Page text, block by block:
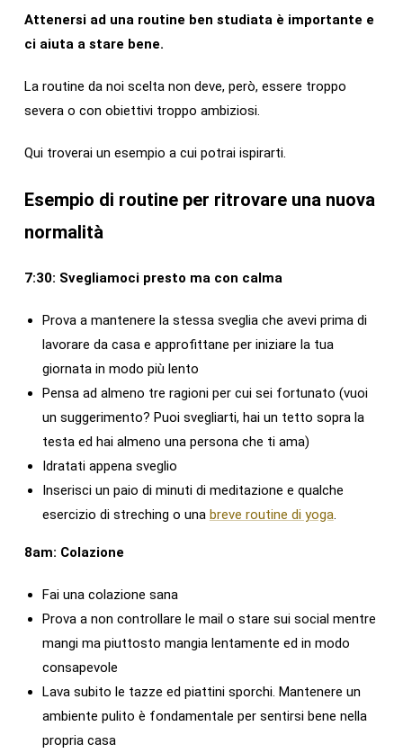
Attenersi ad una routine ben studiata è importante e
ci aiuta a stare bene.
La routine da noi scelta non deve, però, essere troppo
severa o con obiettivi troppo ambiziosi.
Qui troverai un esempio a cui potrai ispirarti.
Esempio di routine per ritrovare una nuova
normalità
7:30: Svegliamoci presto ma con calma
Prova a mantenere la stessa sveglia che avevi prima di
lavorare da casa e approfittane per iniziare la tua
giornata in modo più lento
Pensa ad almeno tre ragioni per cui sei fortunato (vuoi
un suggerimento? Puoi svegliarti, hai un tetto sopra la
testa ed hai almeno una persona che ti ama)
Idratati appena sveglio
Inserisci un paio di minuti di meditazione e qualche
esercizio di streching o una breve routine di yoga.
8am: Colazione
Fai una colazione sana
Prova a non controllare le mail o stare sui social mentre
mangi ma piuttosto mangia lentamente ed in modo
consapevole
Lava subito le tazze ed piattini sporchi. Mantenere un
ambiente pulito è fondamentale per sentirsi bene nella
propria casa